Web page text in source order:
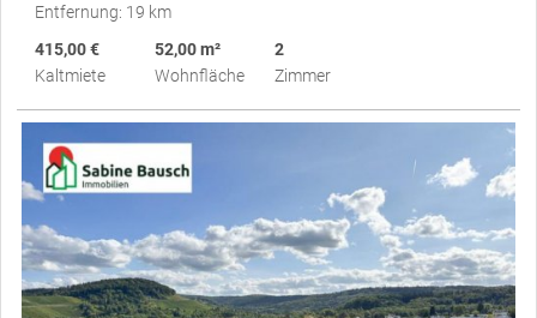
Entfernung: 19 km
415,00 €
Kaltmiete
52,00 m²
Wohnfläche
2
Zimmer